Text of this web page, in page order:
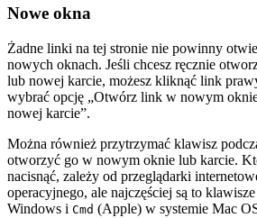
Nowe okna
Żadne linki na tej stronie nie powinny
nowych oknach. Jeśli chcesz ręcznie
lub nowej karcie, możesz kliknąć link
wybrać opcję „Otwórz link w nowym
nowej karcie”.
Można również przytrzymać klawisz
otworzyć go w nowym oknie lub karcie.
nacisnąć, zależy od przeglądarki
operacyjnego, ale najczęściej są to klawisze
Windows i Cmd (Apple) w systemie Mac